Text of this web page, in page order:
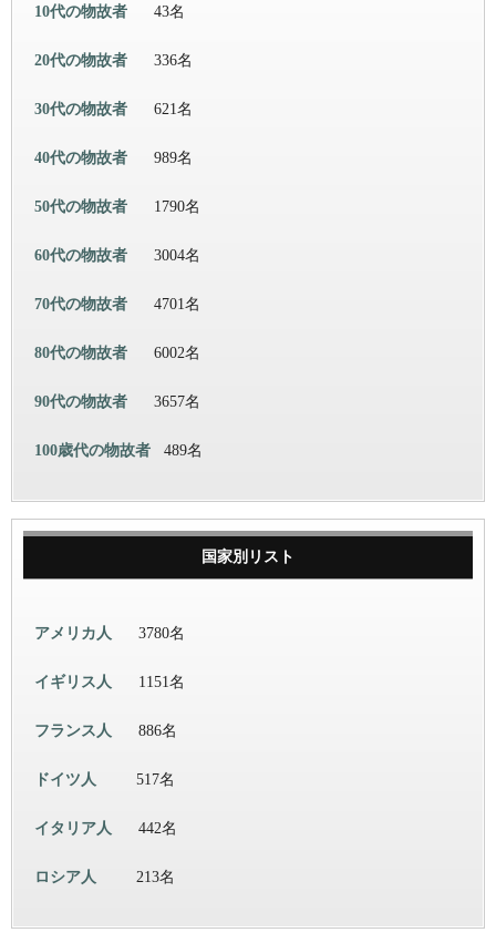
10代の物故者 43名
20代の物故者 336名
30代の物故者 621名
40代の物故者 989名
50代の物故者 1790名
60代の物故者 3004名
70代の物故者 4701名
80代の物故者 6002名
90代の物故者 3657名
100歳代の物故者 489名
国家別リスト
アメリカ人 3780名
イギリス人 1151名
フランス人 886名
ドイツ人 517名
イタリア人 442名
ロシア人 213名